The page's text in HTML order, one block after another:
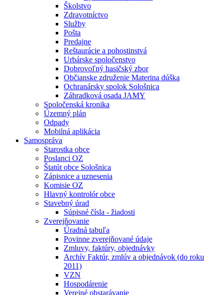
Školstvo
Zdravotníctvo
Služby
Pošta
Predajne
Reštaurácie a pohostinstvá
Urbárske spoločenstvo
Dobrovoľný hasičský zbor
Občianske združenie Materina dúška
Ochranársky spolok Sološnica
Záhradková osada JAMY
Spoločenská kronika
Územný plán
Odpady
Mobilná aplikácia
Samospráva
Starostka obce
Poslanci OZ
Štatút obce Sološnica
Zápisnice a uznesenia
Komisie OZ
Hlavný kontrolór obce
Stavebný úrad
Súpisné čísla - žiadosti
Zverejňovanie
Úradná tabuľa
Povinne zverejňované údaje
Zmluvy, faktúry, objednávky
Archív Faktúr, zmlúv a objednávok (do roku
2011)
VZN
Hospodárenie
Verejné obstarávanie